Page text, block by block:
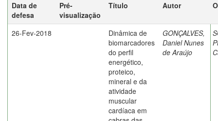
Data de
defesa
Pré-
visualização
Título Autor
26-Fev-2018
Dinâmica de
biomarcadores
do perfil
energético,
proteico,
mineral e da
atividade
muscular
cardíaca em
GONÇALVES,
Daniel Nunes
de Araújo